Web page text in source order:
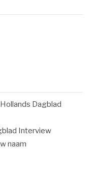
Dagblad
Interview
naam